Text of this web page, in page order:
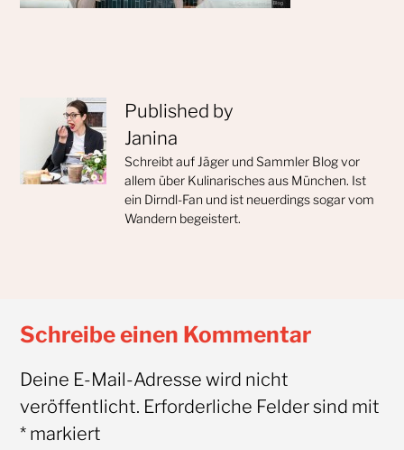
Published by
Janina
Schreibt auf Jäger und Sammler Blog vor
allem über Kulinarisches aus München. Ist
ein Dirndl-Fan und ist neuerdings sogar vom
Wandern begeistert.
Schreibe einen Kommentar
Deine E-Mail-Adresse wird nicht
veröffentlicht. Erforderliche Felder sind mit
*markiert